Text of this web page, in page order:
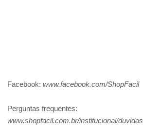
Facebook: www.facebook.com/ShopFacil
Perguntas frequentes:
www.shopfacil.com.br/institucional/duvidas